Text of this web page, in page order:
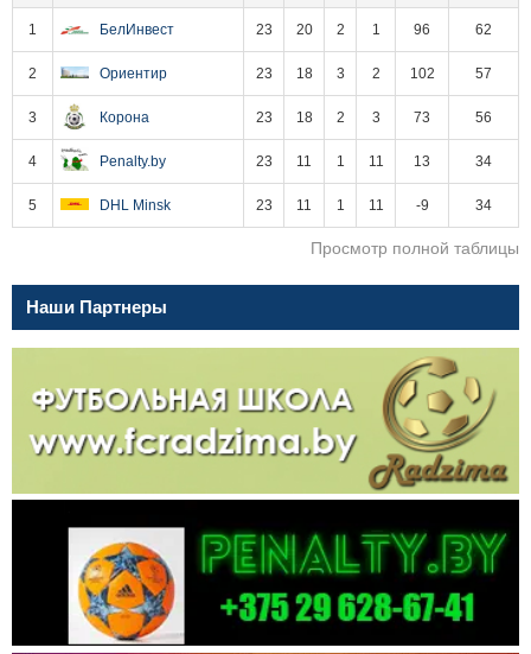
1 БелИнвест 23 20 2 1 96 62
2 Ориентир 23 18 3 2 102 57
3 Корона 23 18 2 3 73 56
4 Penalty.by 23 11 1 11 13 34
5 DHL Minsk 23 11 1 11 -9 34
Просмотр полной таблицы
Наши Партнеры